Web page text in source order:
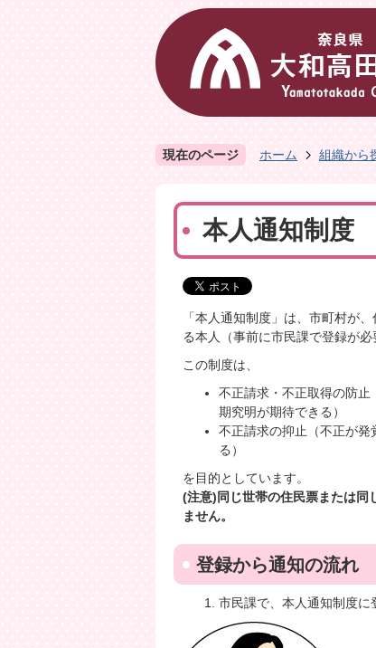
現在のページ ホーム 組織から
本人通知制度
「本人通知制度」は、市町村が
る本人（事前に市民課で登録が
この制度は、
不正請求・不正取得の防
期究明が期待できる）
不正請求の抑止（不正が発
る）
を目的としています。
(注意)同じ世帯の住民票または同
ません。
登録から通知の流れ
市民課で、本人通知制度に